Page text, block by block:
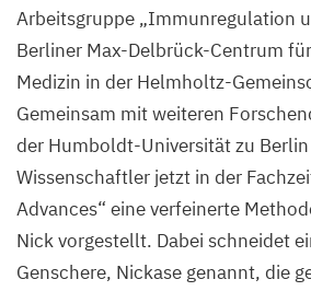
Arbeitsgruppe „Immunregulation
Berliner Max-Delbrück-Centrum
Medizin in der Helmholtz-
Gemeinsam mit weiteren
der Humboldt-Universität zu
Wissenschaftler jetzt in der
Advances“ eine verfeinerte
Nick vorgestellt. Dabei schneidet
Genschere, Nickase genannt, die